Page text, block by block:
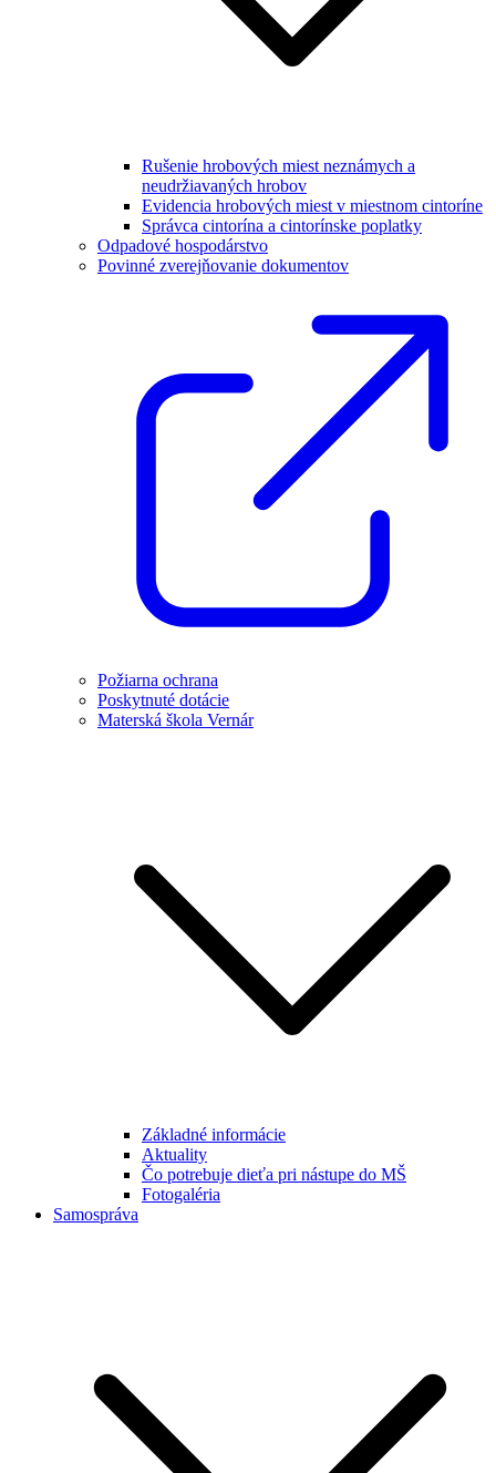
Rušenie hrobových miest neznámych a
neudržiavaných hrobov
Evidencia hrobových miest v miestnom cintoríne
Správca cintorína a cintorínske poplatky
Odpadové hospodárstvo
Povinné zverejňovanie dokumentov
Požiarna ochrana
Poskytnuté dotácie
Materská škola Vernár
Základné informácie
Aktuality
Čo potrebuje dieťa pri nástupe do MŠ
Fotogaléria
Samospráva